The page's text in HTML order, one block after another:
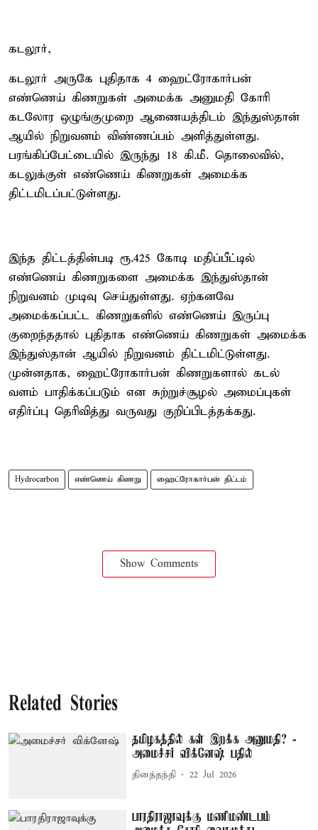
கடலூர்,
கடலூர் அருகே புதிதாக 4 ஹைட்ரோகார்பன்
எண்ணெய் கிணறுகள் அமைக்க அனுமதி கோரி
கடலோர ஒழுங்குமுறை ஆணையத்திடம் இந்துஸ்தான்
ஆயில் நிறுவனம் விண்ணப்பம் அளித்துள்ளது.
பரங்கிப்பேட்டையில் இருந்து 18 கி.மீ. தொலைவில்,
கடலுக்குள் எண்ணெய் கிணறுகள் அமைக்க
திட்டமிடப்பட்டுள்ளது.
இந்த திட்டத்தின்படி ரூ.425 கோடி மதிப்பீட்டில்
எண்ணெய் கிணறுகளை அமைக்க இந்துஸ்தான்
நிறுவனம் முடிவு செய்துள்ளது. ஏற்கனவே
அமைக்கப்பட்ட கிணறுகளில் எண்ணெய் இருப்பு
குறைந்ததால் புதிதாக எண்ணெய் கிணறுகள் அமைக்க
இந்துஸ்தான் ஆயில் நிறுவனம் திட்டமிட்டுள்ளது.
முன்னதாக, ஹைட்ரோகார்பன் கிணறுகளால் கடல்
வளம் பாதிக்கப்படும் என சுற்றுச்சூழல் அமைப்புகள்
எதிர்ப்பு தெரிவித்து வருவது குறிப்பிடத்தக்கது.
Hydrocarbon எண்ணெய் கிணறு ஹைட்ரோகார்பன் திட்டம்
Show Comments
Related Stories
தமிழகத்தில் கள் இறக்க அனுமதி? -
அமைச்சர் விக்னேஷ் பதில்
தினத்தந்தி 22 Jul 2026
பாரதிராஜாவுக்கு மணிமண்டபம்